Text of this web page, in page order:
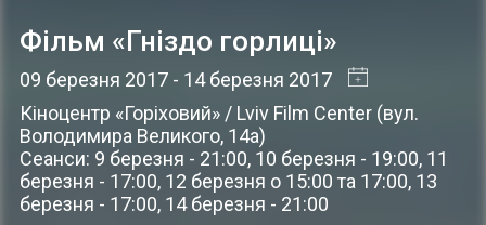
Фільм «Гніздо горлиці»
09 березня 2017- 14 березня 2017
Кіноцентр «Горіховий» / Lviv Film Center (вул.
Володимира Великого, 14а)
Сеанси: 9 березня - 21:00, 10 березня - 19:00, 11
березня - 17:00, 12 березня о 15:00 та 17:00, 13
березня - 17:00, 14 березня - 21:00